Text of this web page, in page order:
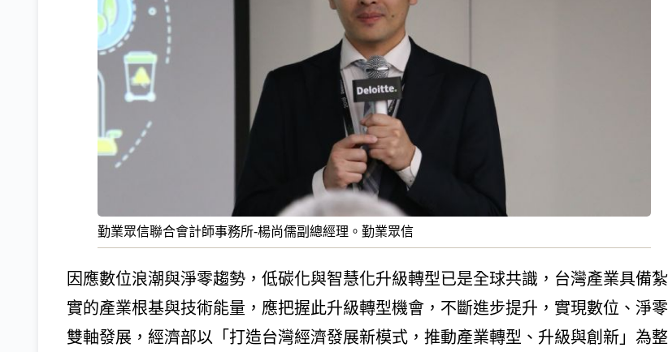
勤業眾信聯合會計師事務所-楊尚儒副總經理。勤業眾信
因應數位浪潮與淨零趨勢，低碳化與智慧化升級轉型已是全球共識，台灣產業具備紮
實的產業根基與技術能量，應把握此升級轉型機會，不斷進步提升，實現數位、淨零
雙軸發展，經濟部以「打造台灣經濟發展新模式，推動產業轉型、升級與創新」為整